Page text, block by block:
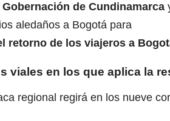
Gobernación de Cundinamarca
aledaños a Bogotá para
retorno de los viajeros a
viales en los que aplica la
regional regirá en los nueve